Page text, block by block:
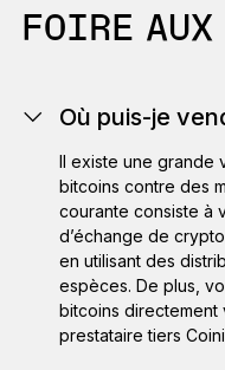
FOIRE AUX
Où puis-je
Il existe une grande
bitcoins contre des
courante consiste à
d’échange de
en utilisant des
espèces. De plus,
bitcoins directement
prestataire tiers